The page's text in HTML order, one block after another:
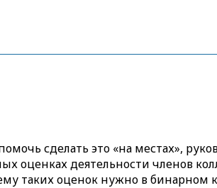
сделать это «на местах»,
оценках деятельности членов
таких оценок нужно в бинарном